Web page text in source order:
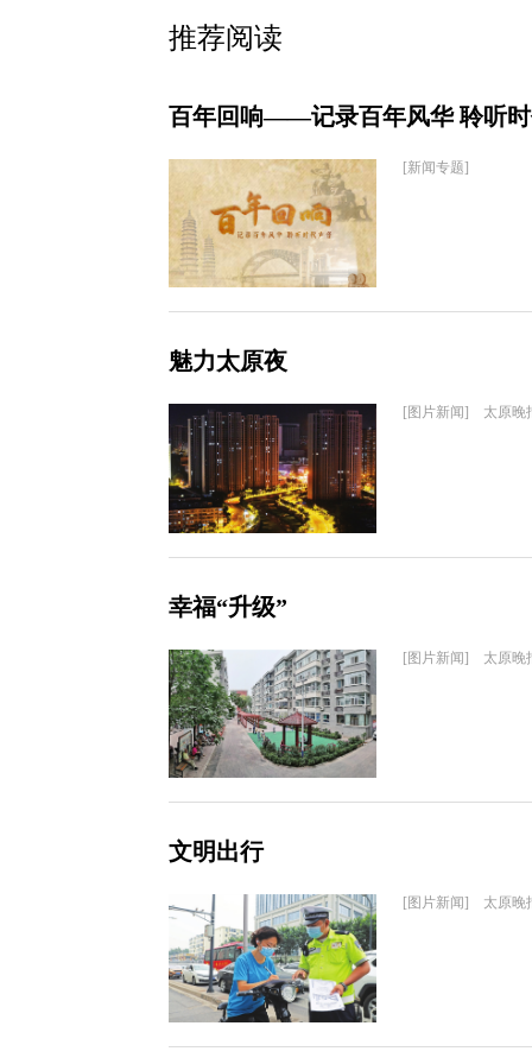
推荐阅读
百年回响——记录百年风华 聆听
[新闻专题]
魅力太原夜
[图片新闻] 太原晚
幸福“升级”
[图片新闻] 太原晚
文明出行
[图片新闻] 太原晚